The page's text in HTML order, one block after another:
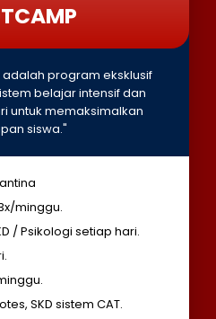
program eksklusif
belajar intensif dan
untuk memaksimalkan
siswa."
minggu.
/ Psikologi setiap hari.
SKD sistem CAT.